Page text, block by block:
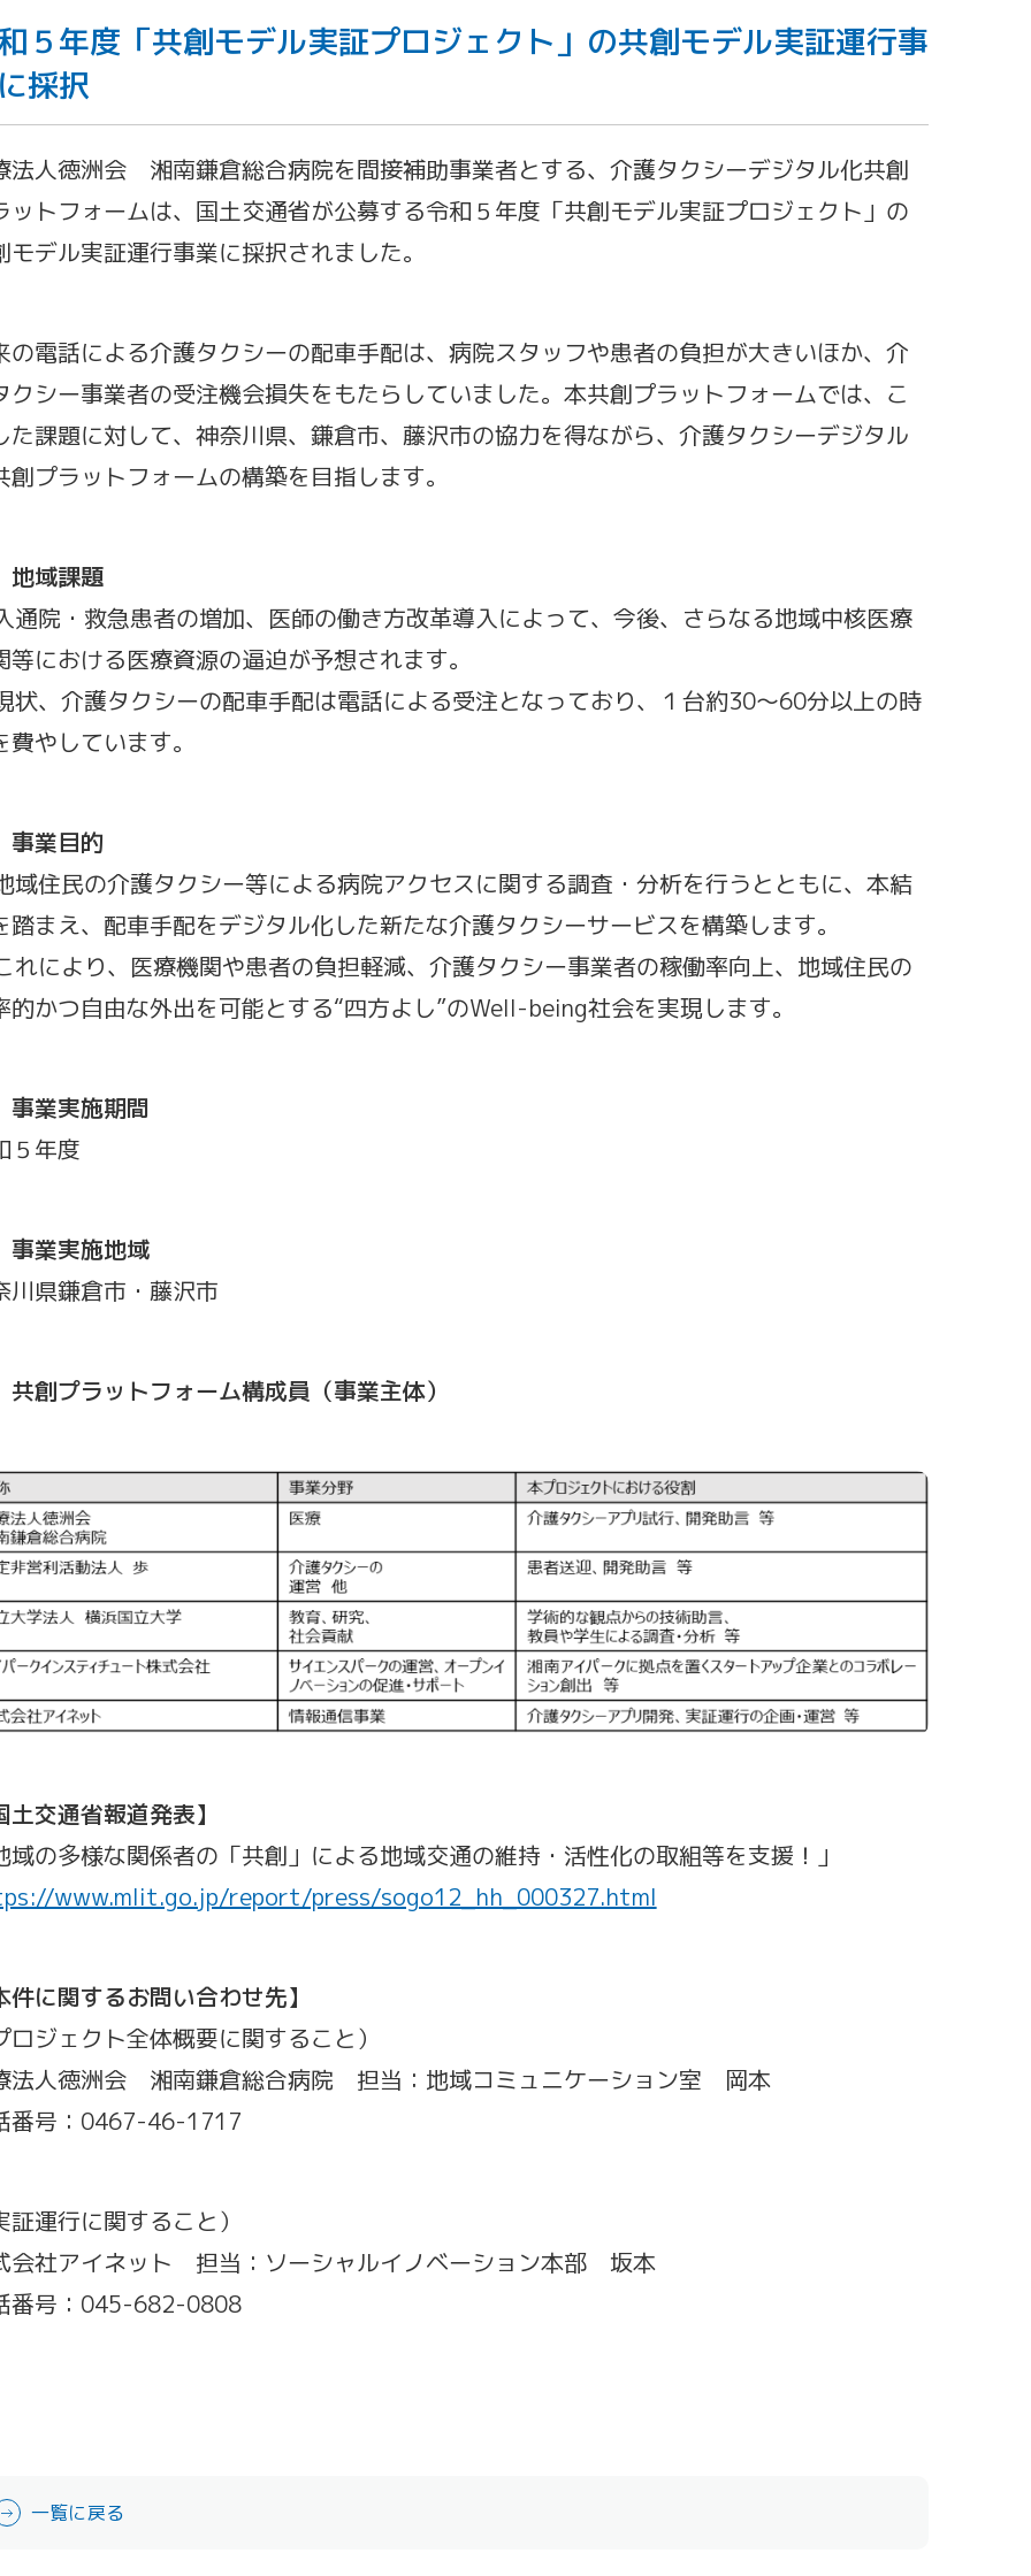
５年度「共創モデル実証プロジェクト」の共創モデル実証運行事
採択
法人徳洲会 湘南鎌倉総合病院を間接補助事業者とする、介護タクシーデジタル化共創
ットフォームは、国土交通省が公募する令和５年度「共創モデル実証プロジェクト」の
モデル実証運行事業に採択されました。
の電話による介護タクシーの配車手配は、病院スタッフや患者の負担が大きいほか、介
クシー事業者の受注機会損失をもたらしていました。本共創プラットフォームでは、こ
た課題に対して、神奈川県、鎌倉市、藤沢市の協力を得ながら、介護タクシーデジタル
創プラットフォームの構築を目指します。
域課題
通院・救急患者の増加、医師の働き方改革導入によって、今後、さらなる地域中核医療
等における医療資源の逼迫が予想されます。
状、介護タクシーの配車手配は電話による受注となっており、１台約30～60分以上の時
費やしています。
業目的
域住民の介護タクシー等による病院アクセスに関する調査・分析を行うとともに、本結
踏まえ、配車手配をデジタル化した新たな介護タクシーサービスを構築します。
れにより、医療機関や患者の負担軽減、介護タクシー事業者の稼働率向上、地域住民の
的かつ自由な外出を可能とする“四方よし”のWell-being社会を実現します。
業実施期間
５年度
業実施地域
川県鎌倉市・藤沢市
創プラットフォーム構成員（事業主体）
土交通省報道発表】
域の多様な関係者の「共創」による地域交通の維持・活性化の取組等を支援！」
www.mlit.go.jp/report/press/sogo12_hh_000327.html
件に関するお問い合わせ先】
ロジェクト全体概要に関すること）
法人徳洲会 湘南鎌倉総合病院 担当：地域コミュニケーション室 岡本
番号：0467-46-1717
証運行に関すること）
会社アイネット 担当：ソーシャルイノベーション本部 坂本
番号：045-682-0808
一覧に戻る